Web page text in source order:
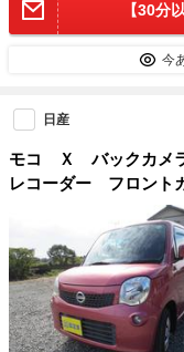
【30分
今
日産
モコ Ｘ バックカメ
レコーダー フロント
ト ベンチシート Ｌ